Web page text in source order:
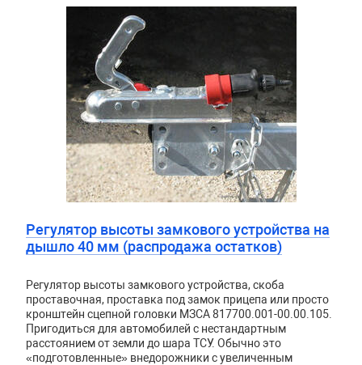
Регулятор высоты замкового устройства на
дышло 40 мм (распродажа остатков)
Регулятор высоты замкового устройства, скоба
проставочная, проставка под замок прицепа или просто
кронштейн сцепной головки МЗСА 817700.001-00.00.105.
Пригодиться для автомобилей с нестандартным
расстоянием от земли до шара ТСУ. Обычно это
«подготовленные» внедорожники с увеличенным